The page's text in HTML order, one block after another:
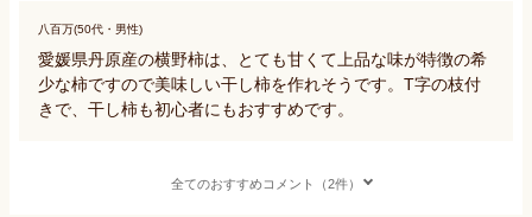
八百万(50代・男性)
愛媛県丹原産の横野柿は、とても甘くて上品な味が特徴の希
少な柿ですので美味しい干し柿を作れそうです。T字の枝付
きで、干し柿も初心者にもおすすめです。
全てのおすすめコメント（2件）